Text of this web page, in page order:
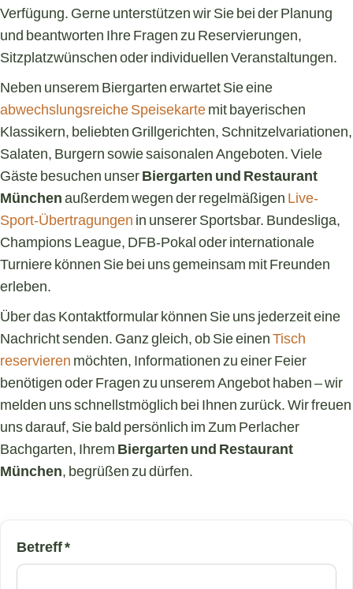
Verfügung. Gerne unterstützen wir Sie bei der Planung
und beantworten Ihre Fragen zu Reservierungen,
Sitzplatzwünschen oder individuellen Veranstaltungen.
Neben unserem Biergarten erwartet Sie eine
abwechslungsreiche Speisekartemit bayerischen
Klassikern, beliebten Grillgerichten, Schnitzelvariationen,
Salaten, Burgern sowie saisonalen Angeboten. Viele
Gäste besuchen unserBiergarten und Restaurant
Münchenaußerdem wegen der regelmäßigen Live-
Sport-Übertragungen in unserer Sportsbar. Bundesliga,
Champions League, DFB-Pokal oder internationale
Turniere können Sie bei uns gemeinsam mit Freunden
erleben.
Über das Kontaktformular können Sie uns jederzeit eine
Nachricht senden. Ganz gleich, ob Sie einenTisch
reservieren möchten, Informationen zu einer Feier
benötigen oder Fragen zu unserem Angebot haben – wir
melden uns schnellstmöglich bei Ihnen zurück. Wir freuen
uns darauf, Sie bald persönlich im Zum Perlacher
Bachgarten, Ihrem Biergarten und Restaurant
München, begrüßen zu dürfen.
Betreff *